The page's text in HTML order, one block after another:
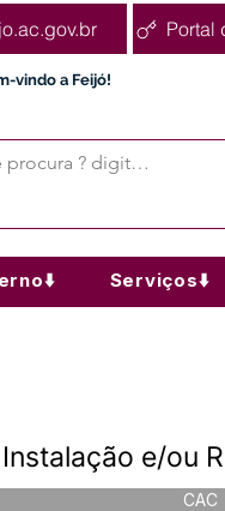
Portal
vindo a Feijó!
Serviços⬇️
e/ou
CAC